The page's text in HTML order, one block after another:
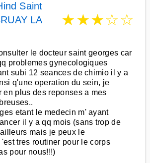
Saint
LA
★★★☆☆
le docteur saint georges car
problemes gynecologiques
subi 12 seances de chimio il y a
q'une operation du sein, je
en plus des reponses a mes
etant le medecin m' ayant
il y a qq mois (sans trop de
mais je peux le
tres routiner pour le corps
pour nous!!!)